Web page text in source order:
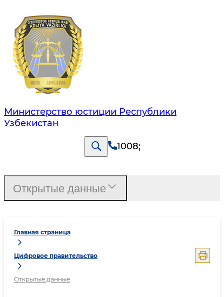
Министерство юстиции Республики
Узбекистан
1008;
Главная страница
Цифровое правительство
Открытые данные
Открытые данные